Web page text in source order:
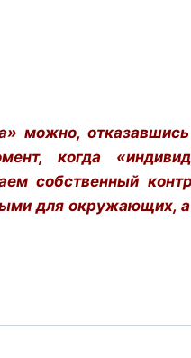
можно,
когда
собственный
для окружающих,